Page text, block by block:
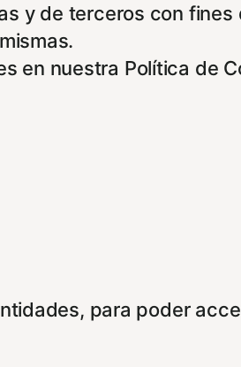
y de terceros con
en nuestra Política de
para poder